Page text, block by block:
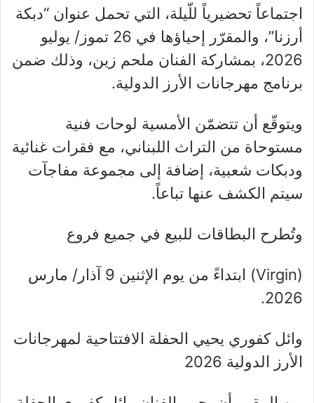
اجتماعاً تحضيرياً للّيلة، التي تحمل عنوان “دبكة
أرزنا”، والمقرّر إحياؤها في 26 تموز/ يوليو
2026، بمشاركة الفنان ملحم زين، وذلك ضمن
برنامج مهرجانات الأرز الدولية.
ويتوقّع أن تتضمّن الأمسية لوحات فنية
مستوحاة من التراث اللبناني، مع فقرات غنائية
ودبكات شعبية، إضافة إلى مجموعة مفاجآت
سيتم الكشف عنها تباعاً.
وتُطرح البطاقات للبيع في جميع فروع
(Virgin) ابتداءً من يوم الإثنين 9 آذار/ مارس
2026.
وائل كفوري يحيي الحفلة الافتتاحية لمهرجانات
الأرز الدولية 2026